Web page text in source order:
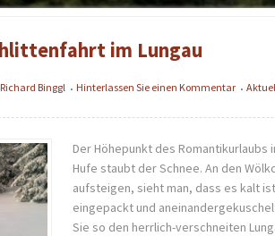
im Lungau
Richard Binggl • Hinterlassen Sie einen Kommentar •
Der Höhepunkt des Romantikurlaubs
Hufe staubt der Schnee. An den
aufsteigen, sieht man, dass es kalt
eingepackt und
Sie so den herrlich-verschneiten